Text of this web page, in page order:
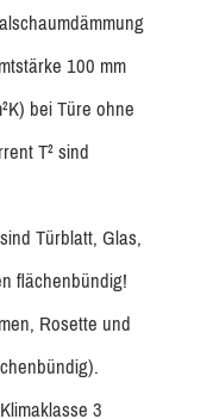
100 mm
bei Türe ohne
T² sind
Türblatt, Glas,
flächenbündig!
Rosette und
3